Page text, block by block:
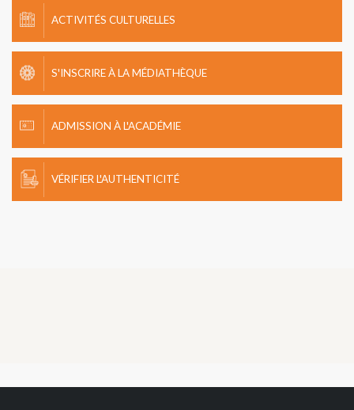
ACTIVITÉS CULTURELLES
S'INSCRIRE À LA MÉDIATHÈQUE
ADMISSION À L'ACADÉMIE
VÉRIFIER L'AUTHENTICITÉ